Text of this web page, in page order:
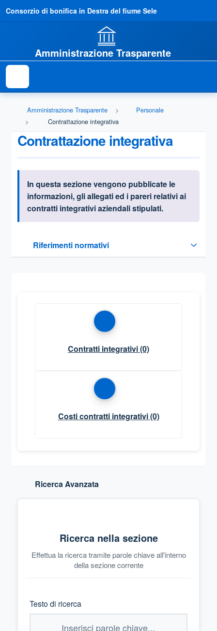
Consorzio di bonifica in Destra del fiume Sele
Amministrazione Trasparente
Amministrazione Trasparente
Personale
Contrattazione integrativa
Contrattazione integrativa
Informazioni introduttive
In questa sezione vengono pubblicate le
informazioni, gli allegati ed i pareri relativi ai
contratti integrativi aziendali stipulati.
Riferimenti normativi
Sezione compressa
Contratti integrativi(0)
Costi contratti integrativi(0)
Ricerca Avanzata
Ricerca nella sezione
Effettua la ricerca tramite parole chiave all'interno
della sezione corrente
Testo di ricerca